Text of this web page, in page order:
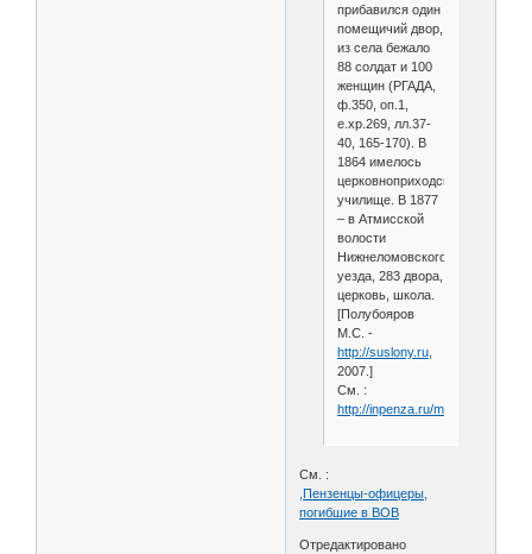
прибавился один
помещичий двор,
из села бежало
88 солдат и 100
женщин (РГАДА,
ф.350, оп.1,
е.хр.269, лл.37-
40, 165-170). В
1864 имелось
церковноприходское
училище. В 1877
– в Атмисской
волости
Нижнеломовского
уезда, 283 двора,
церковь, школа.
[Полубояров
М.С. -
http://suslony.ru,
2007.]
См. :
http://inpenza.ru/mokshan/
См. :
,Пензенцы-офицеры,
погибшие в ВОВ
Отредактировано